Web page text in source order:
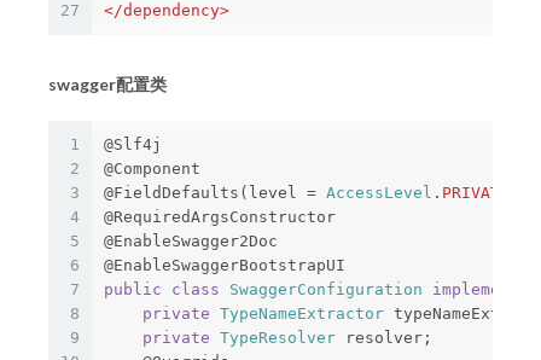
27
</dependency>
swagger配置类
1
2
3
4
5
6
7
8
9
@Slf4j
@Component
@FieldDefaults ( level = AccessLevel . PRIVATE
@RequiredArgsConstructor
@EnableSwagger2Doc
@EnableSwaggerBootstrapUI
public
class SwaggerConfiguration implements
private TypeNameExtractor
private TypeResolver resolver ;